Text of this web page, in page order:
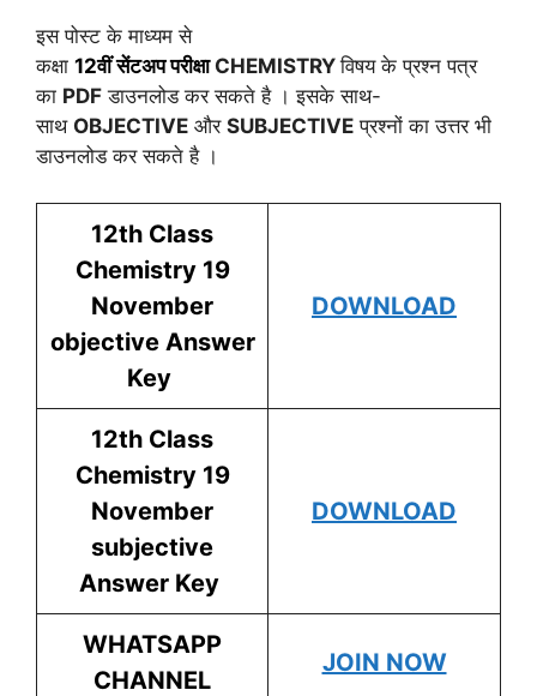
इस पोस्ट के माध्यम से
कक्षा 12वींसेंटअपपरीक्षाCHEMISTRYविषय के प्रश्न पत्र
का PDF डाउनलोड कर सकते है । इसके साथ-
साथ OBJECTIVE और SUBJECTIVE प्रश्नों का उत्तर भी
डाउनलोड कर सकते है ।
12th Class
Chemistry19
November
objective Answer
Key
DOWNLOAD
12th Class
Chemistry19
November
subjective
Answer Key
DOWNLOAD
WHATSAPP
CHANNEL
JOIN NOW